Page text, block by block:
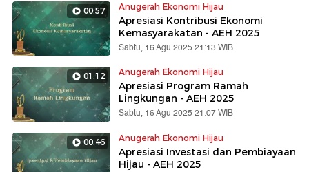
00:57 Anugerah Ekonomi Hijau
Apresiasi Kontribusi Ekonomi
Kemasyarakatan - AEH 2025
Sabtu, 16 Agu 2025 21:13 WIB
01:12 Anugerah Ekonomi Hijau
Apresiasi Program Ramah
Lingkungan - AEH 2025
Sabtu, 16 Agu 2025 21:07 WIB
00:46 Anugerah Ekonomi Hijau
Apresiasi Investasi dan Pembiayaan
Hijau - AEH 2025